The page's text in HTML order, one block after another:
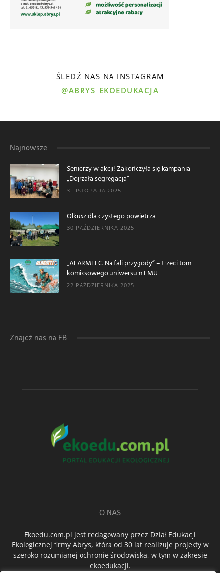
ŚLEDŹ NAS NA INSTAGRAM
@ABRYS_EKOEDUKACJA
Najnowsze
Seniorzy w akcji! Zakończyła się kampania
„Dojrzała segregacja”
3 LISTOPADA 2025
Olkusz dla czystego powietrza
30 PAŹDZIERNIKA 2025
„ALARMTEC. Na fali przygody” – trzeci tom
komiksowego uniwersum EMU
22 PAŹDZIERNIKA 2025
Znajdź nas na FB
O NAS
Ekoedu.com.pl jest redagowany przez Dział Edukacji
Ekologicznej firmy Abrys, która od 30 lat realizuje projekty w
szeroko rozumianej ochronie środowiska, w tym w zakresie
ekoedukacji.